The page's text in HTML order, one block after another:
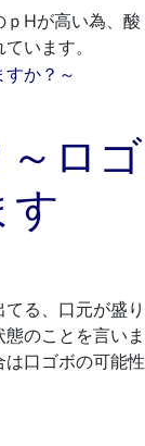
ｐHが高い為、酸
います。
ロゴ
す
る、口元が盛り
のことを言いま
口ゴボの可能性